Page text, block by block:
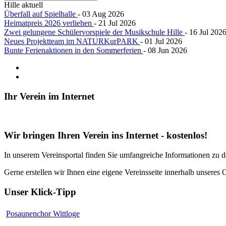
Hille aktuell
Überfall auf Spielhalle - 03 Aug 2026
Heimatpreis 2026 verliehen - 21 Jul 2026
Zwei gelungene Schülervorspiele der Musikschule Hille - 16 Jul 2026
Neues Projektteam im NATURKurPARK - 01 Jul 2026
Bunte Ferienaktionen in den Sommerferien - 08 Jun 2026
Ihr Verein im Internet
Wir bringen Ihren Verein ins Internet - kostenlos!
In unserem Vereinsportal finden Sie umfangreiche Informationen zu
Gerne erstellen wir Ihnen eine eigene Vereinsseite innerhalb
Unser Klick-Tipp
Posaunenchor Wittloge